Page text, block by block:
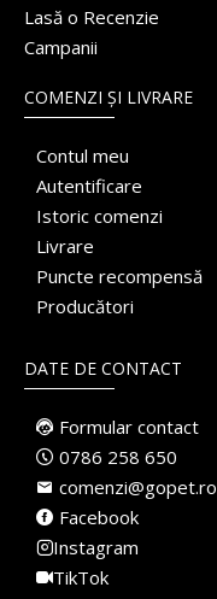
Lasă o Recenzie
Campanii
COMENZI ȘI LIVRARE
Contul meu
Autentificare
Istoric comenzi
Livrare
Puncte recompensă
Producători
DATE DE CONTACT
Formular contact
0786 258 650
comenzi@gopet.ro
Facebook
Instagram
TikTok